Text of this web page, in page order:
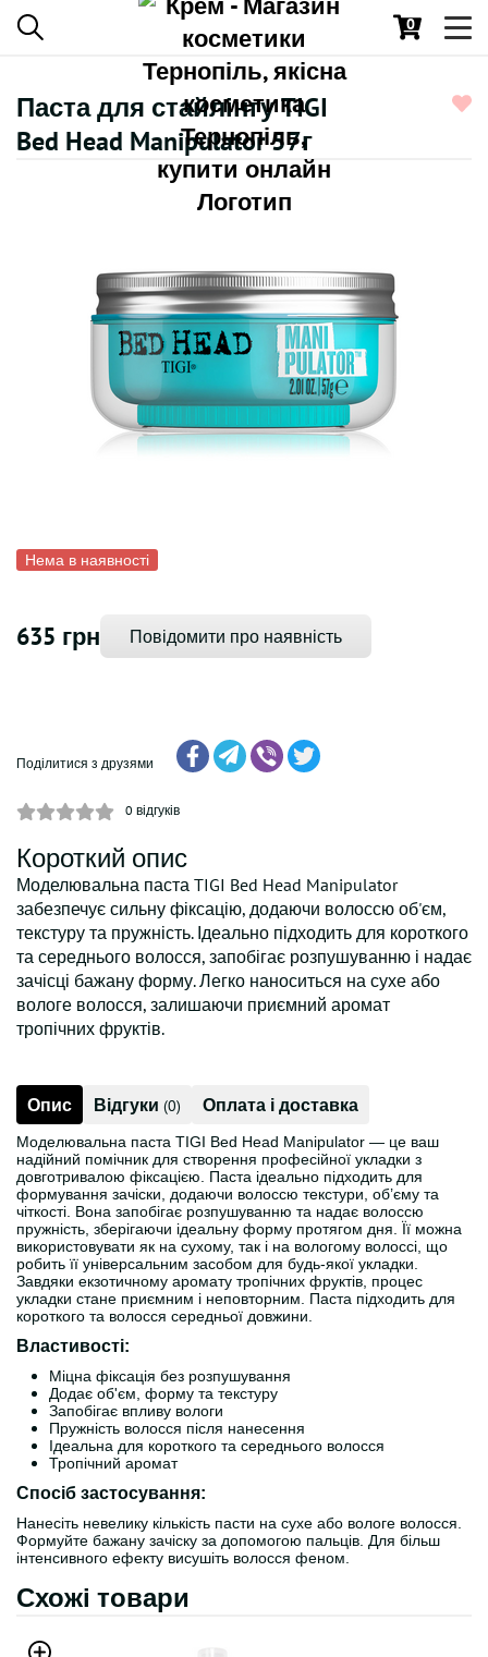
0
Паста для стайлінгу TIGI
Bed Head Manipulator 57г
Нема в наявності
635 грн Повідомити про наявність
Поділитися з друзями
0 відгуків
Короткий опис
Моделювальна паста TIGI Bed Head Manipulator
забезпечує сильну фіксацію, додаючи волоссю об'єм,
текстуру та пружність. Ідеально підходить для короткого
та середнього волосся, запобігає розпушуванню і надає
зачісці бажану форму. Легко наноситься на сухе або
вологе волосся, залишаючи приємний аромат
тропічних фруктів.
Опис Відгуки (0) Оплата і доставка
Моделювальна паста TIGI Bed Head Manipulator — це ваш
надійний помічник для створення професійної укладки з
довготривалою фіксацією. Паста ідеально підходить для
формування зачіски, додаючи волоссю текстури, об’єму та
чіткості. Вона запобігає розпушуванню та надає волоссю
пружність, зберігаючи ідеальну форму протягом дня. Її можна
використовувати як на сухому, так і на вологому волоссі, що
робить її універсальним засобом для будь-якої укладки.
Завдяки екзотичному аромату тропічних фруктів, процес
укладки стане приємним і неповторним. Паста підходить для
короткого та волосся середньої довжини.
Властивості:
Міцна фіксація без розпушування
Додає об'єм, форму та текстуру
Запобігає впливу вологи
Пружність волосся після нанесення
Ідеальна для короткого та середнього волосся
Тропічний аромат
Спосіб застосування:
Нанесіть невелику кількість пасти на сухе або вологе волосся.
Формуйте бажану зачіску за допомогою пальців. Для більш
інтенсивного ефекту висушіть волосся феном.
Схожі товари